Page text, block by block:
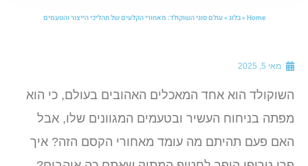
»בלוג»עולם סוגי השוקולד: מאחורי הקלעים של תהליכי הייצור והטעמים
מאי 5, 2025
הוא אחד המאכלים האהובים בעולם, כי הוא
בניחוח העשיר ובטעמים המגוונים שלו, אבל
פעם תהיתם מה עומד מאחורי הקסם הזה? איך